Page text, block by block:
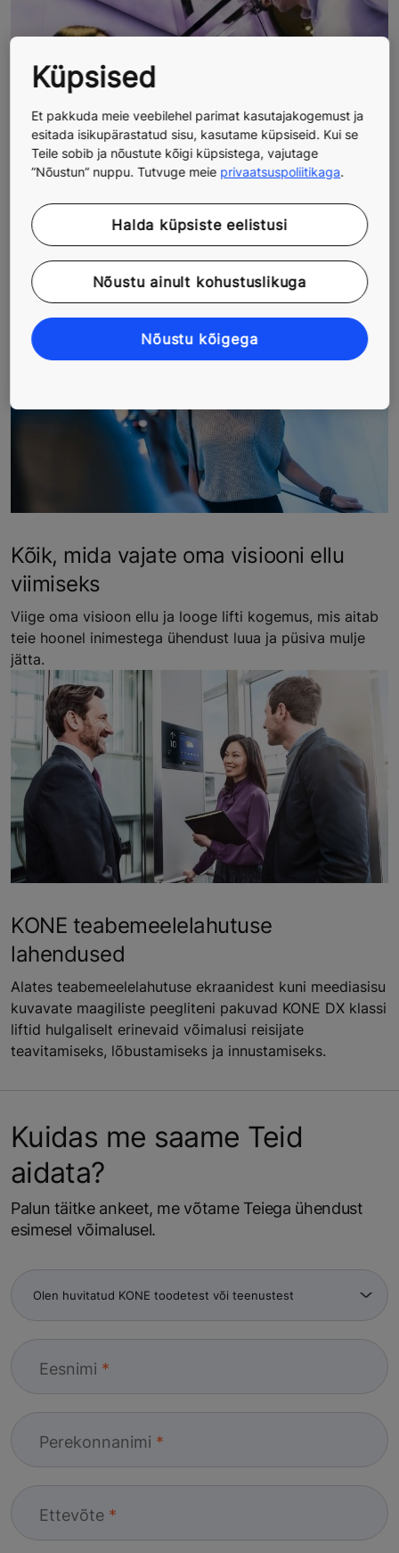
Mõjukad liftivalgustuse lahendused
Looge sobiv õhkkond efektse valgustusega. Meie uues
valikus on hajutatud, otsene ja kaudne valgustus, mida
saab kombineerida loomaks hämmastavat efekti.
Kõik, mida vajate oma visiooni ellu
viimiseks
Viige oma visioon ellu ja looge lifti kogemus, mis aitab
teie hoonel inimestega ühendust luua ja püsiva mulje
jätta.
KONE teabemeelelahutuse
lahendused
Alates teabemeelelahutuse ekraanidest kuni meediasisu
kuvavate maagiliste peegliteni pakuvad KONE DX klassi
liftid hulgaliselt erinevaid võimalusi reisijate
teavitamiseks, lõbustamiseks ja innustamiseks.
Kuidas me saame Teid
aidata?
Palun täitke ankeet, me võtame Teiega ühendust
esimesel võimalusel.
Eesnimi
Perekonnanimi
Ettevõte
Küpsised
Et pakkuda meie veebilehel parimat kasutajakogemust ja
esitada isikupärastatud sisu, kasutame küpsiseid. Kui se
Teile sobib ja nõustute kõigi küpsistega, vajutage
”Nõustun” nuppu. Tutvuge meie privaatsuspoliitikaga.
Halda küpsiste eelistusi
Nõustu ainult kohustuslikuga
Nõustu kõigega